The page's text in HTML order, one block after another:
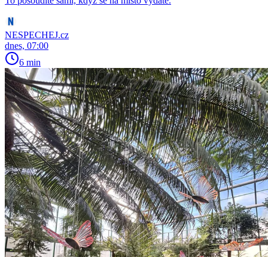
NESPECHEJ.cz
dnes, 07:00
6 min